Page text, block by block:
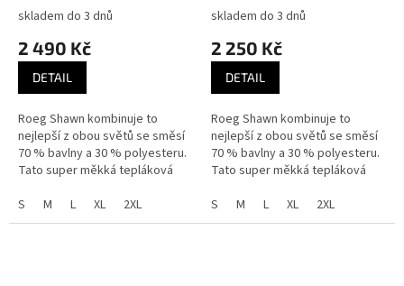
skladem do 3 dnů
2 490 Kč
DETAIL
Roeg Shawn kombinuje to
nejlepší z obou světů se směsí
70 % bavlny a 30 % polyesteru.
Tato super měkká tepláková
každodenní nošení a zároveň
poskytuje...
S M L XL 2XL
skladem do 3 dnů
2 250 Kč
DETAIL
Roeg Shawn kombinuje to
nejlepší z obou světů se směsí
70 % bavlny a 30 % polyesteru.
Tato super měkká tepláková
každodenní nošení a zároveň
poskytuje...
S M L XL 2XL